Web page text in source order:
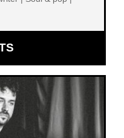
OPENT
IN
NIEUW
VENSTER